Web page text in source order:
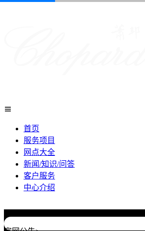

首页
服务项目
网点大全
新闻/知识/问答
客户服务
中心介绍
2026年6月北京市售后服务网络优化升级
2026年6月北京市官方售后客户服务热线：